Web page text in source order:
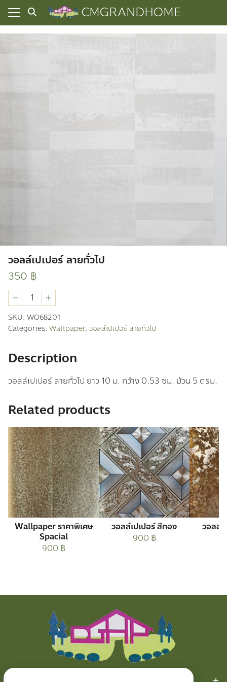
Skip
content
CMGRANDHOME
วอลล์เปเปอร์ ลายทั่วไป
350 ฿
วอ
ลล์
เปเปอร์
ลาย
ทั่วไป
SKU: WO68201
Categories: Wallpaper, วอลล์เปเปอร์ ลายทั่วไป
Description
วอลล์เปเปอร์ ลายทั่วไป ยาว 10 ม. กว้าง 0.53 ซม. ม้วน 5 ตรม.
Related products
Wallpaper ราคาพิเศษ
Spacial
900 ฿
วอลล์เปเปอร์ สีทอง
900 ฿
วอลล์